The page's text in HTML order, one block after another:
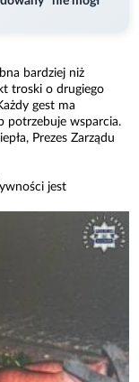
bardziej niż
troski o drugiego
gest ma
potrzebuje wsparcia.
Prezes Zarządu
jest